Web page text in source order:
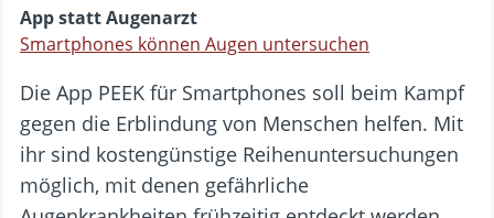
App statt Augenarzt
Smartphones können Augen untersuchen
Die App PEEK für Smartphones soll beim Kampf
gegen die Erblindung von Menschen helfen. Mit
ihr sind kostengünstige Reihenuntersuchungen
möglich, mit denen gefährliche